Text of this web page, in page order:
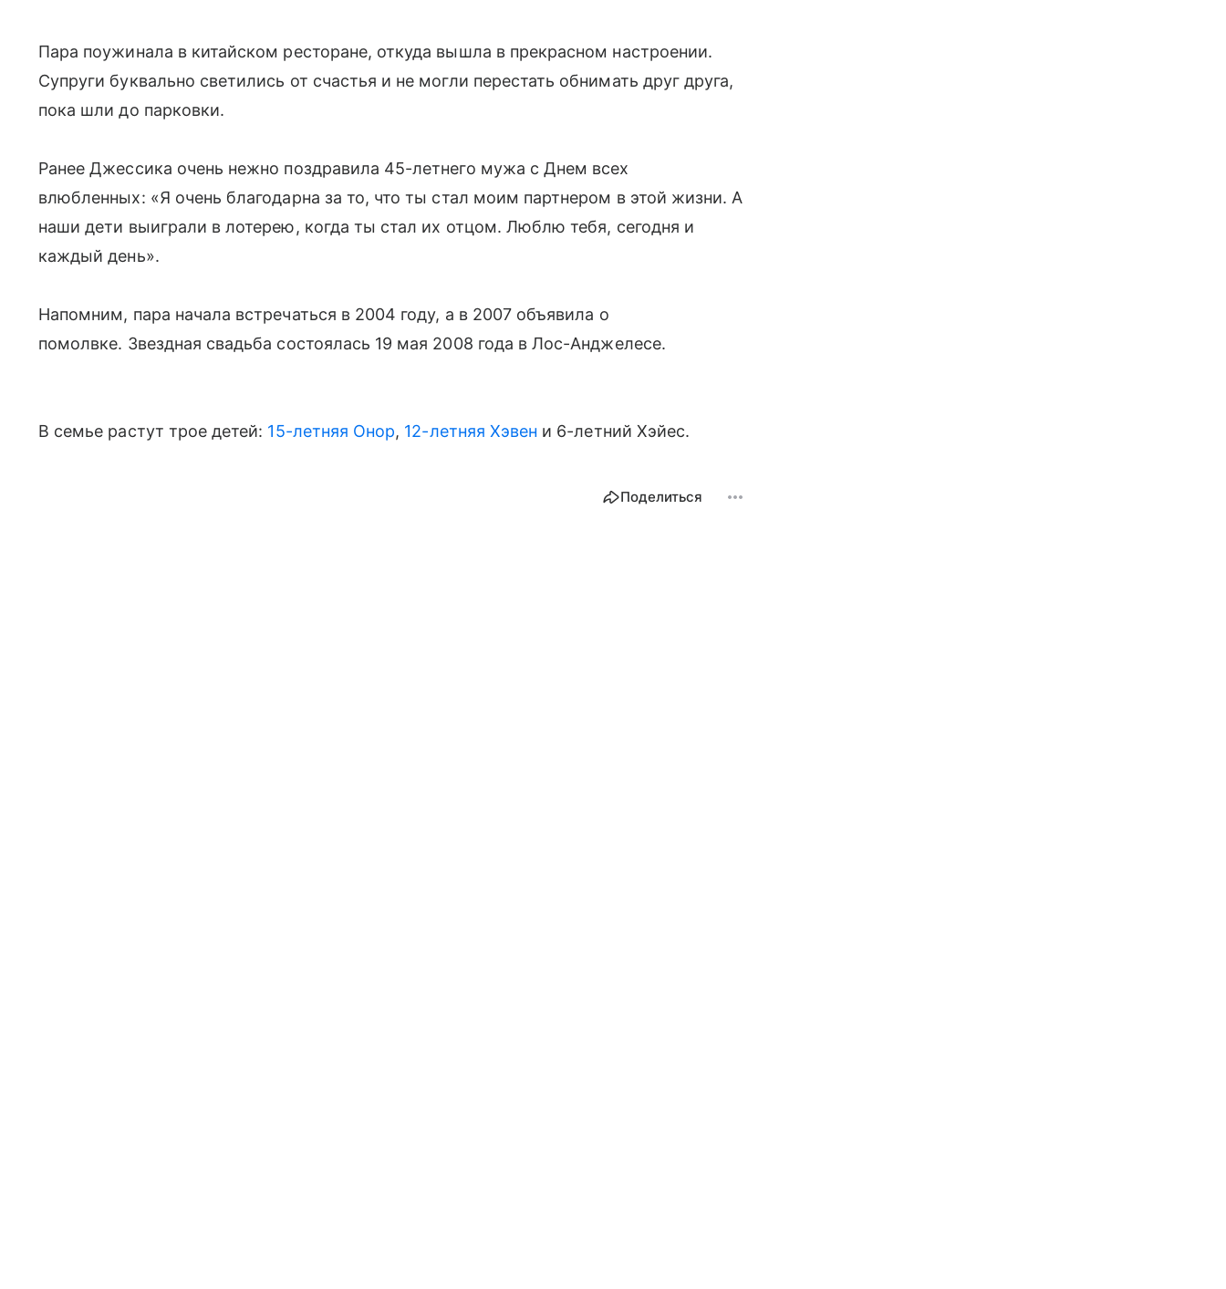
Пара поужинала в китайском ресторане, откуда вышла в прекрасном настроении.
Супруги буквально светились от счастья и не могли перестать обнимать друг друга,
пока шли до парковки.
Ранее Джессика очень нежно поздравила 45-летнего мужа с Днем всех
влюбленных: «Я очень благодарна за то, что ты стал моим партнером в этой жизни. А
наши дети выиграли в лотерею, когда ты стал их отцом. Люблю тебя, сегодня и
каждый день».
Напомним, пара начала встречаться в 2004 году, а в 2007 объявила о
помолвке. Звездная свадьба состоялась 19 мая 2008 года в Лос-Анджелесе.
В семье растут трое детей: 15-летняя Онор, 12-летняя Хэвен и 6-летний Хэйес.
Поделиться